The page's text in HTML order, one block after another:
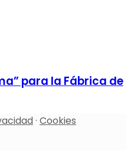
para la Fábrica de
· Cookies